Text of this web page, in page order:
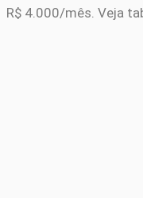
R$ 4.000/mês. Veja